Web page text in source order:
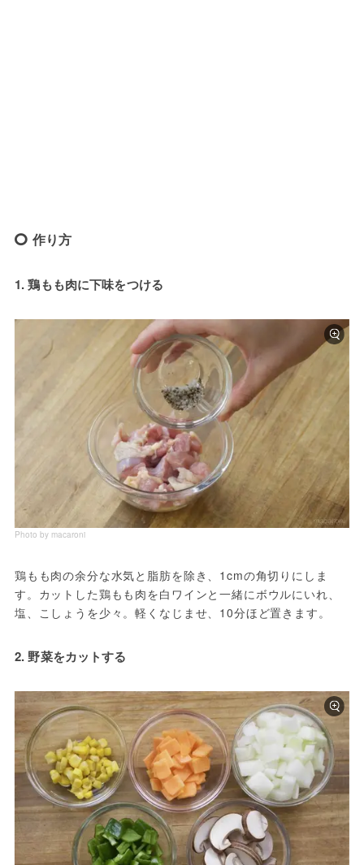
作り方
1. 鶏もも肉に下味をつける
Photo by macaroni
鶏もも肉の余分な水気と脂肪を除き、1cmの角切りにしま
す。カットした鶏もも肉を白ワインと一緒にボウルにいれ、
塩、こしょうを少々。軽くなじませ、10分ほど置きます。
2. 野菜をカットする